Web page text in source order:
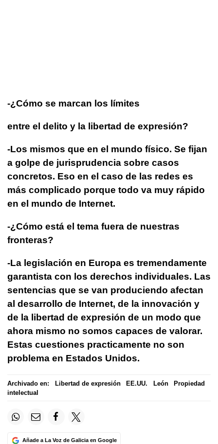
-¿Cómo se marcan los límites
entre el delito y la libertad de expresión?
-Los mismos que en el mundo físico. Se fijan
a golpe de jurisprudencia sobre casos
concretos. Eso en el caso de las redes es
más complicado porque todo va muy rápido
en el mundo de Internet.
-¿Cómo está el tema fuera de nuestras
fronteras?
-La legislación en Europa es tremendamente
garantista con los derechos individuales. Las
sentencias que se van produciendo afectan
al desarrollo de Internet, de la innovación y
de la libertad de expresión de un modo que
ahora mismo no somos capaces de valorar.
Estas cuestiones practicamente no son
problema en Estados Unidos.
Archivado en: Libertad de expresión EE.UU. León
Propiedad
intelectual
Añade a La Voz de Galicia en Google